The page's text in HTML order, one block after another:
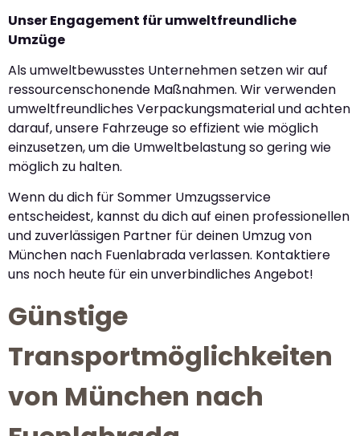
Unser Engagement für umweltfreundliche
Umzüge
Als umweltbewusstes Unternehmen setzen wir auf
ressourcenschonende Maßnahmen. Wir verwenden
umweltfreundliches Verpackungsmaterial und achten
darauf, unsere Fahrzeuge so effizient wie möglich
einzusetzen, um die Umweltbelastung so gering wie
möglich zu halten.
Wenn du dich für Sommer Umzugsservice
entscheidest, kannst du dich auf einen professionellen
und zuverlässigen Partner für deinen Umzug von
München nach Fuenlabrada verlassen. Kontaktiere
uns noch heute für ein unverbindliches Angebot!
Günstige
Transportmöglichkeiten
von München nach